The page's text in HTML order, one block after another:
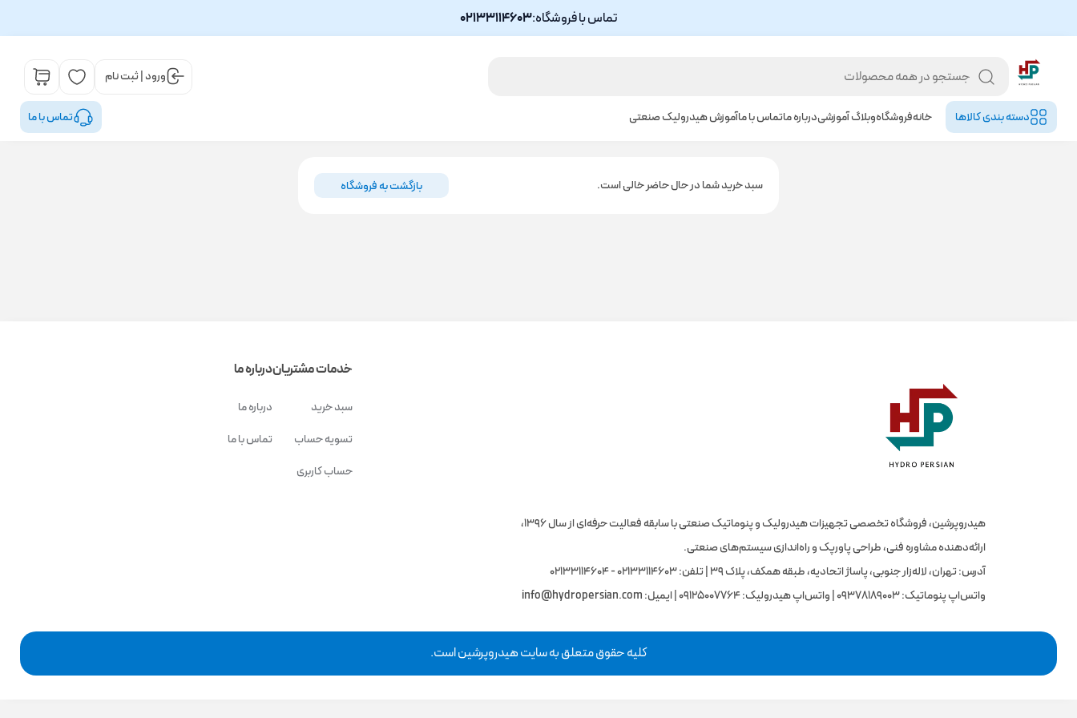
تماس با فروشگاه:02133114603
ورود | ثبت نام
دسته بندی کالا‌ها خانهفروشگاهوبلاگ آموزشیدرباره ماتماس با ماآموزش هیدرولیک صنعتی تماس با ما
سبد خرید شما در حال حاضر خالی است. بازگشت به فروشگاه
هیدروپرشین، فروشگاه تخصصی تجهیزات هیدرولیک و پنوماتیک صنعتی با سابقه فعالیت حرفه‌ای از سال ۱۳۹۶،
ارائه‌دهنده مشاوره فنی، طراحی پاورپک و راه‌اندازی سیستم‌های صنعتی.
آدرس: تهران، لاله‌زار جنوبی، پاساژ اتحادیه، طبقه همکف، پلاک ۳۹ | تلفن: 02133114603 - 02133114604
واتس‌اپ پنوماتیک: 09378189003 | واتس‌اپ هیدرولیک: 09125007764 | ایمیل:
info@hydropersian.com
خدمات مشتریان
سبد خرید
تسویه حساب
حساب کاربری
درباره ما
درباره ما
تماس با ما
کلیه حقوق متعلق به سایت هیدروپرشین است.